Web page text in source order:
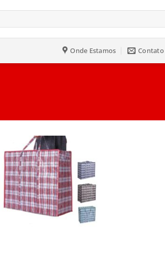
Onde Estamos Contato
Salvar
na
Lista